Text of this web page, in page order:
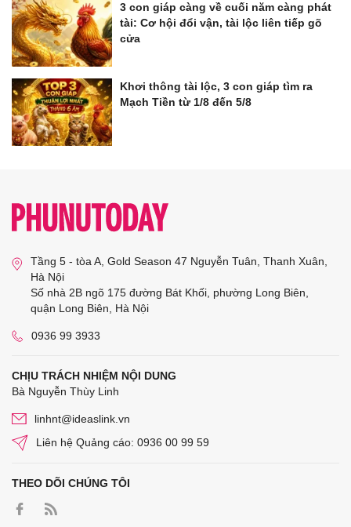
3 con giáp càng về cuối năm càng phát
tài: Cơ hội đổi vận, tài lộc liên tiếp gõ
cửa
Khơi thông tài lộc, 3 con giáp tìm ra
Mạch Tiền từ 1/8 đến 5/8
Tầng 5 - tòa A, Gold Season 47 Nguyễn Tuân, Thanh Xuân,
Hà Nội
Số nhà 2B ngõ 175 đường Bát Khối, phường Long Biên,
quận Long Biên, Hà Nội
0936 99 3933
CHỊU TRÁCH NHIỆM NỘI DUNG
Bà Nguyễn Thùy Linh
linhnt@ideaslink.vn
Liên hệ Quảng cáo: 0936 00 99 59
THEO DÕI CHÚNG TÔI